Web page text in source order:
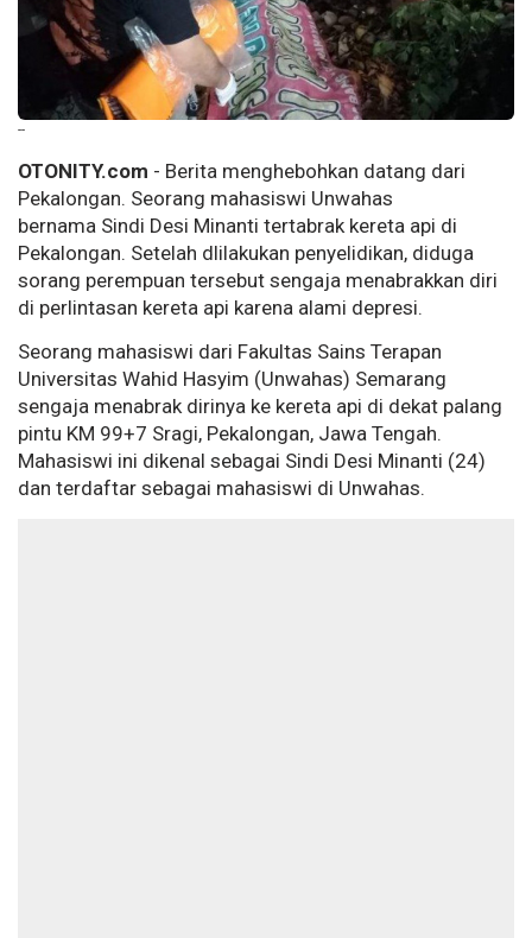
--
OTONITY.com - Berita menghebohkan datang dari
Pekalongan. Seorang mahasiswi Unwahas
bernama Sindi Desi Minanti tertabrak kereta api di
Pekalongan. Setelah dlilakukan penyelidikan, diduga
sorang perempuan tersebut sengaja menabrakkan diri
di perlintasan kereta api karena alami depresi.
Seorang mahasiswi dari Fakultas Sains Terapan
Universitas Wahid Hasyim (Unwahas) Semarang
sengaja menabrak dirinya ke kereta api di dekat palang
pintu KM 99+7 Sragi, Pekalongan, Jawa Tengah.
Mahasiswi ini dikenal sebagai Sindi Desi Minanti (24)
dan terdaftar sebagai mahasiswi di Unwahas.